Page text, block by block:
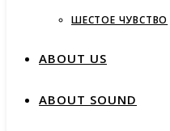
ШЕСТОЕ ЧУВСТВО
ABOUT US
ABOUT SOUND